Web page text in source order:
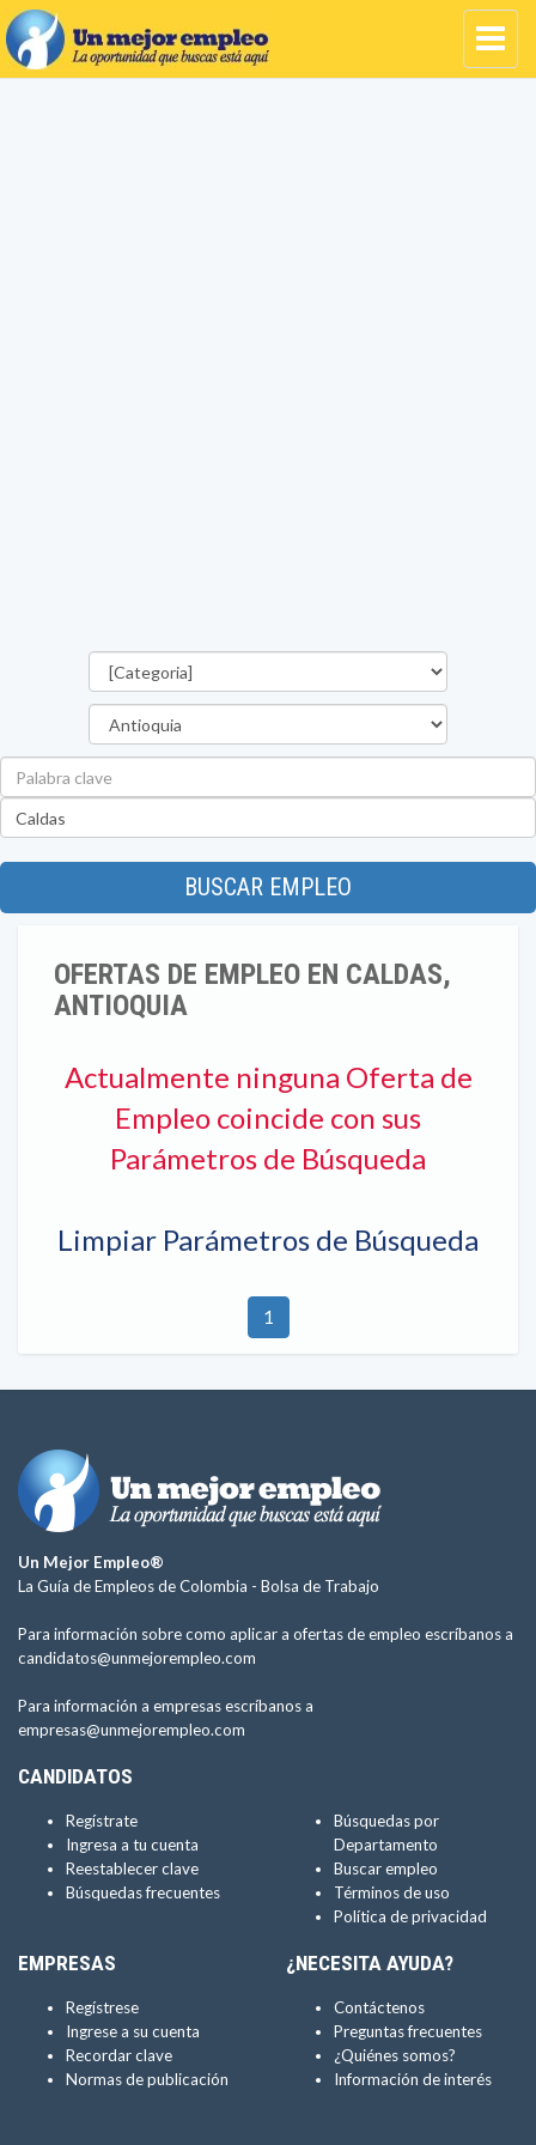
BUSCAR EMPLEO
OFERTAS DE EMPLEO EN CALDAS,
ANTIOQUIA
Actualmente ninguna Oferta de
Empleo coincide con sus
Parámetros de Búsqueda
Limpiar Parámetros de Búsqueda
1
Un Mejor Empleo®
La Guía de Empleos de Colombia - Bolsa de Trabajo
Para información sobre como aplicar a ofertas de empleo escríbanos a
candidatos@unmejorempleo.com
Para información a empresas escríbanos a
empresas@unmejorempleo.com
CANDIDATOS
Regístrate
Ingresa a tu cuenta
Reestablecer clave
Búsquedas frecuentes
Búsquedas por
Departamento
Buscar empleo
Términos de uso
Política de privacidad
EMPRESAS
Regístrese
Ingrese a su cuenta
Recordar clave
Normas de publicación
¿NECESITA AYUDA?
Contáctenos
Preguntas frecuentes
¿Quiénes somos?
Información de interés